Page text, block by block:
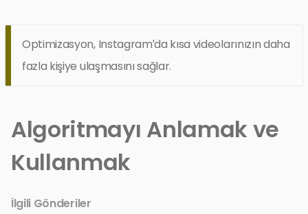
Optimizasyon, Instagram’da kısa videolarınızın daha
fazla kişiye ulaşmasını sağlar.
Algoritmayı Anlamak ve
Kullanmak
İlgili Gönderiler